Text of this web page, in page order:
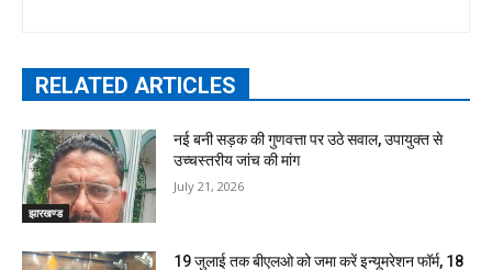
RELATED ARTICLES
झारखण्ड
नई बनी सड़क की गुणवत्ता पर उठे सवाल, उपायुक्त से
उच्चस्तरीय जांच की मांग
July 21, 2026
19 जुलाई तक बीएलओ को जमा करें इन्यूमरेशन फॉर्म, 18